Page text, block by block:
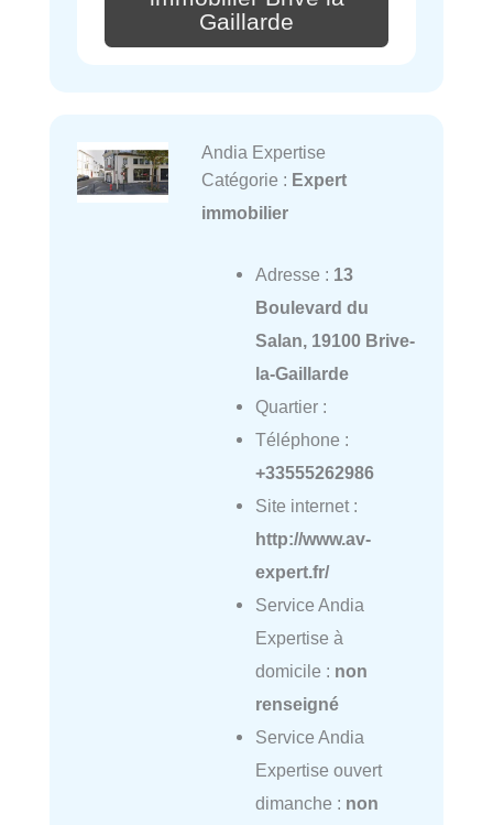
Gaillarde
Andia Expertise
Catégorie : Expert
immobilier
Adresse : 13
Boulevard du
Salan, 19100 Brive-
la-Gaillarde
Quartier :
Téléphone :
+33555262986
Site internet :
http://www.av-
expert.fr/
Service Andia
Expertise à
domicile : non
renseigné
Service Andia
Expertise ouvert
dimanche : non